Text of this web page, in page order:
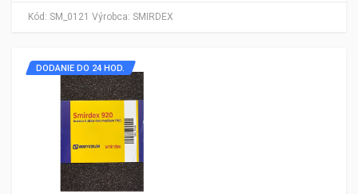
Kód: SM_0121 Výrobca: SMIRDEX
DODANIE DO 24 HOD.